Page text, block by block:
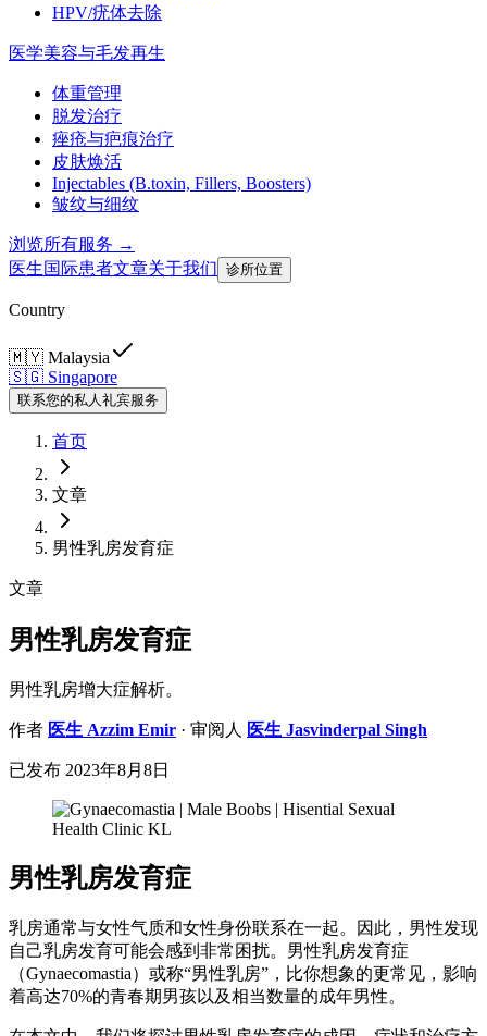
HPV/疣体去除
医学美容与毛发再生
体重管理
脱发治疗
痤疮与疤痕治疗
皮肤焕活
Injectables (B.toxin, Fillers, Boosters)
皱纹与细纹
浏览所有服务 →
医生国际患者文章关于我们 诊所位置
Country
🇲🇾 Malaysia
🇸🇬 Singapore
联系您的私人礼宾服务
首页
文章
男性乳房发育症
文章
男性乳房发育症
男性乳房增大症解析。
作者 医生 Azzim Emir · 审阅人 医生 Jasvinderpal Singh
已发布 2023年8月8日
男性乳房发育症
乳房通常与女性气质和女性身份联系在一起。因此，男性发现
自己乳房发育可能会感到非常困扰。男性乳房发育症
（Gynaecomastia）或称“男性乳房”，比你想象的更常见，影响
着高达70%的青春期男孩以及相当数量的成年男性。